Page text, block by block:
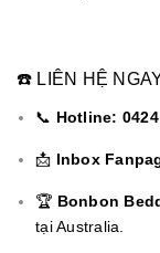
☎️ LIÊN HỆ
📞 Hotline:
📩 Inbox
🏆 Bonbon
tại Australia.